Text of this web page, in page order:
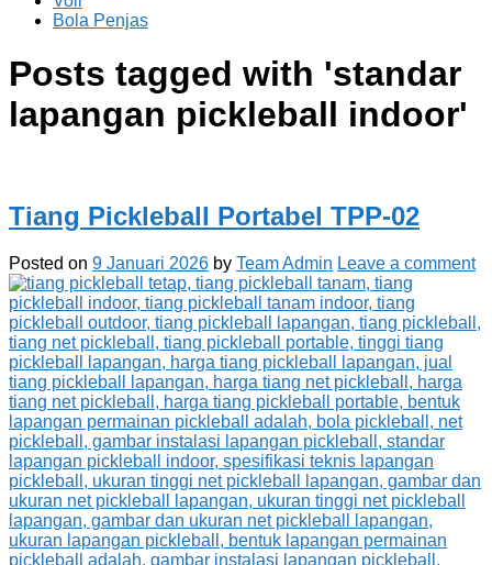
Bola Penjas
Posts tagged with 'standar
lapangan pickleball indoor'
Tiang Pickleball Portabel TPP-02
Posted on 9 Januari 2026 by Team Admin Leave a comment